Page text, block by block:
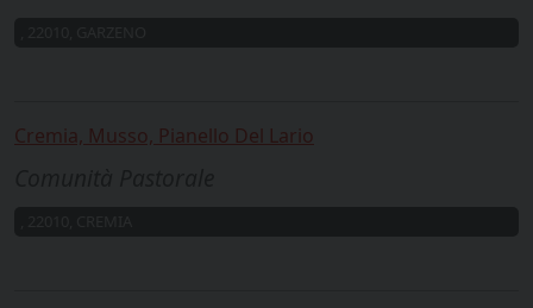
Cremia, Musso, Pianello Del Lario